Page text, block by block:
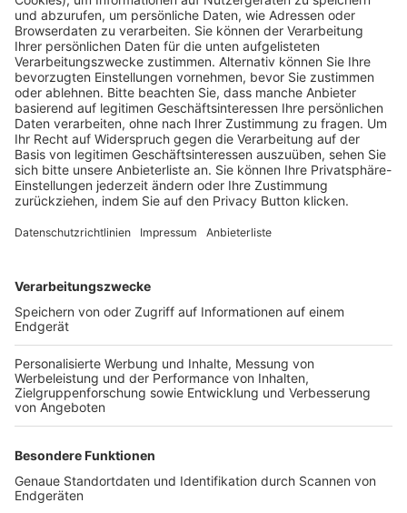
Pässe und Vereinswechsel
Trainerausbildung
Schulungsangebot Vereinsmitarbeiter
BFV-Geschäftsstellen
Trainerbörse
Login SpielPlus
FOLGE DEM BFV
TOP-VEREINE
TOP-PARTNER